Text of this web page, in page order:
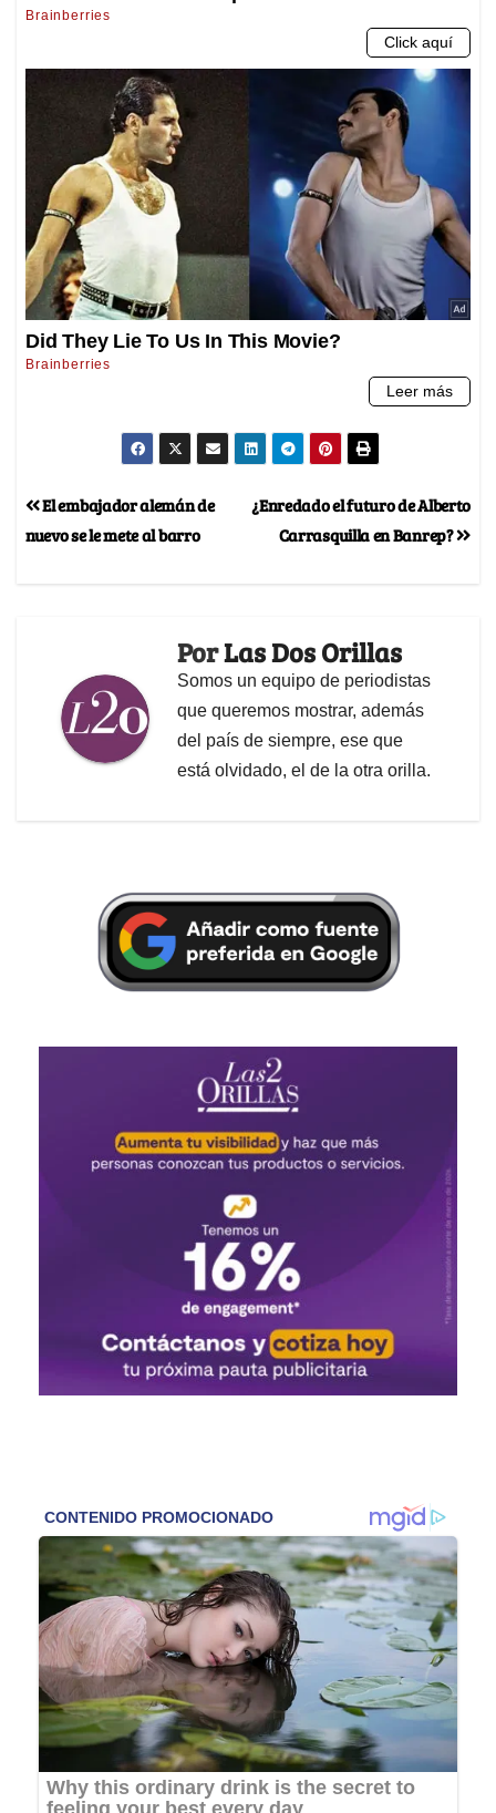
¿Enredado el futuro de Alberto
Carrasquilla en Banrep?
El embajador alemán de
nuevo se le mete al barro
PorLas Dos Orillas
Somos un equipo de periodistas
que queremos mostrar, además
del país de siempre, ese que
está olvidado, el de la otra orilla.